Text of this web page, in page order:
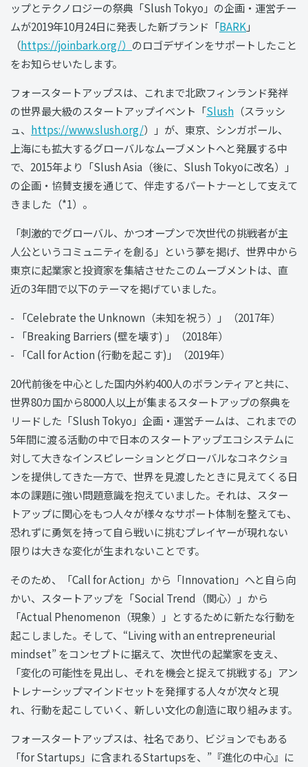
ップとテクノロジーの祭典「Slush Tokyo」の企画・運営チー
ムが2019年10月24日に発表した新ブランド「BARK」
（https://joinbark.org/） のロゴデザインをサポートしたこと
をお知らせいたします。
フォースタートアップスは、これまで北欧フィンランド発祥
の世界最大級のスタートアップイベント「Slush （スラッシ
ュ、 https://www.slush.org/）」が、東京、シンガポール、
上海にも拡大するグローバルなムーブメントへと発展する中
で、2015年より「Slush Asia（後に、Slush Tokyoに改名）」
の企画・協賛支援を通じて、伴走するパートナーとして支えて
きました（*1）。
「刺激的でグローバル、かつオープンで次世代の挑戦者が主
人公というコミュニティを創る」という夢を掲げ、世界中から
東京に起業家と投資家を集結させたこのムーブメントは、直
近の3年間で以下のテーマを掲げていました。
- 「Celebrate the Unknown（未知を祝う）」（2017年）
- 「Breaking Barriers (壁を壊す) 」（2018年）
- 「Call for Action (行動を起こす)」（2019年）
20代前後を中心とした国内外約400人のボランティアと共に、
世界80カ国から8000人以上が集まるスタートアップの祭典を
リードした「Slush Tokyo」企画・運営チームは、これまでの
5年間に渡る活動の中で日本のスタートアップエコシステムに
対して大きなインスピレーションとグローバルなコネクショ
ンを提供してきた一方で、世界を見渡したときに見えてくる日
本の課題に強い問題意識を抱えていました。それは、スター
トアップに関心をもつ人々が様々なサポート体制を整えても、
恐れずに勇気を持って自ら戦いに挑むプレイヤーが現れない
限りは大きな変化が生まれないことです。
そのため、「Call for Action」から「Innovation」へと自ら向
かい、スタートアップを「Social Trend（関心）」から
「Actual Phenomenon（現象）」とするために新たな行動を
起こしました。そして、“Living with an entrepreneurial
mindset” をコンセプトに据えて、次世代の起業家を支え、
「変化の可能性を見出し、それを機会と捉えて挑戦する」アン
トレナーシップマインドセットを発揮する人々が次々と現
れ、行動を起こしていく、新しい文化の創造に取り組みます。
フォースタートアップスは、社名であり、ビジョンでもある
「for Startups」に含まれるStartupsを、”『進化の中心』に